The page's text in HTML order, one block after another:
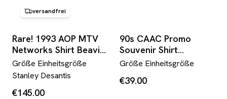
versandfrei
Rare! 1993 AOP MTV
Networks Shirt Beavis
and Butt-Head By
Stanley Desantis Weiß
Größe Einheitsgröße
Stanley Desantis
€145.00
90s CAAC Promo
Souvenir Shirt
"Survivor Welcome to
Größe Einheitsgröße
€39.00